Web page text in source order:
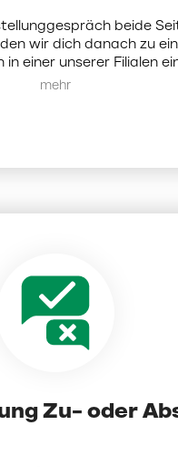
beide
wir dich danach zu
einer unserer Filialen
direkten Einblick in
Mehr anzeigen
Zu- oder